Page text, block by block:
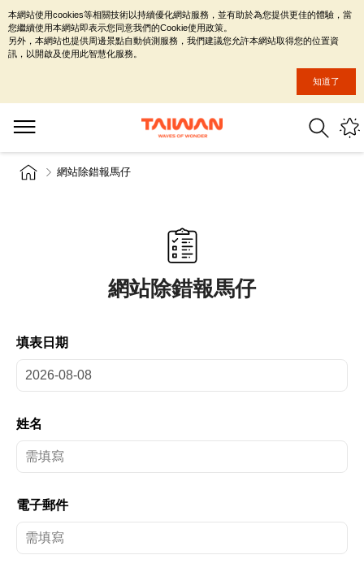
網站除錯報馬仔
網站除錯報馬仔
填表日期
姓名
電子郵件
本網站使用cookies等相關技術以持續優化網站服務，並有助於為您提供更佳的體驗，當
您繼續使用本網站即表示您同意我們的Cookie使用政策。
另外，本網站也提供周邊景點自動偵測服務，我們建議您允許本網站取得您的位置資
訊，以開啟及使用此智慧化服務。
知道了